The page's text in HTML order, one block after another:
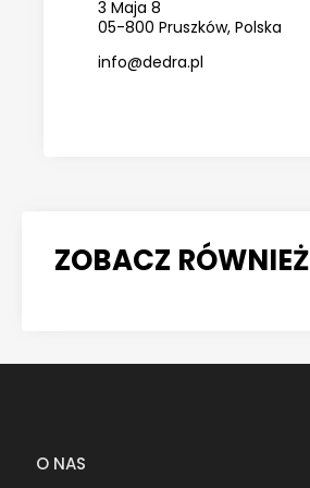
3 Maja 8
05-800 Pruszków, Polska
info@dedra.pl
ZOBACZ RÓWNIEŻ
O NAS